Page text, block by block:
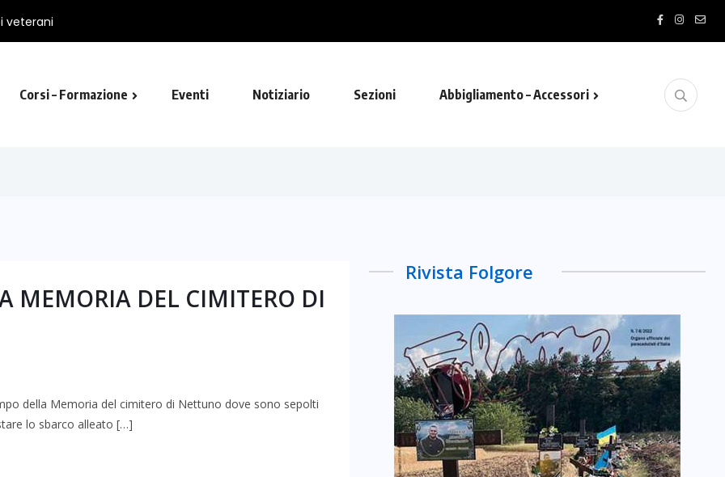
Corsi – Formazione Eventi Notiziario Sezioni Abbigliamento – Accessori
MEMORIA DEL CIMITERO DI
della Memoria del cimitero di Nettuno dove sono sepolti
lo sbarco alleato […]
Rivista Folgore